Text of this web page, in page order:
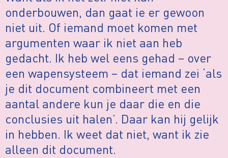
onderbouwen, dan gaat ie er gewoon
niet uit. Of iemand moet komen met
argumenten waar ik niet aan heb
gedacht. Ik heb wel eens gehad – over
een wapensysteem – dat iemand zei ‘als
je dit document combineert met een
aantal andere kun je daar die en die
conclusies uit halen’. Daar kan hij gelijk
in hebben. Ik weet dat niet, want ik zie
alleen dit document.